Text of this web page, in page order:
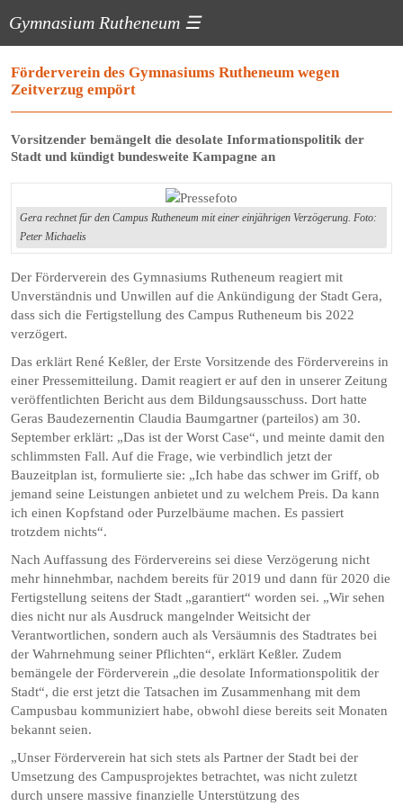
Gymnasium Rutheneum ☰
Förderverein des Gymnasiums Rutheneum wegen
Zeitverzug empört
Vorsitzender bemängelt die desolate Informationspolitik der
Stadt und kündigt bundesweite Kampagne an
Gera rechnet für den Campus Rutheneum mit einer einjährigen Verzögerung. Foto:
Peter Michaelis
Der Förderverein des Gymnasiums Rutheneum reagiert mit
Unverständnis und Unwillen auf die Ankündigung der Stadt Gera,
dass sich die Fertigstellung des Campus Rutheneum bis 2022
verzögert.
Das erklärt René Keßler, der Erste Vorsitzende des Fördervereins in
einer Pressemitteilung. Damit reagiert er auf den in unserer Zeitung
veröffentlichten Bericht aus dem Bildungsausschuss. Dort hatte
Geras Baudezernentin Claudia Baumgartner (parteilos) am 30.
September erklärt: „Das ist der Worst Case“, und meinte damit den
schlimmsten Fall. Auf die Frage, wie verbindlich jetzt der
Bauzeitplan ist, formulierte sie: „Ich habe das schwer im Griff, ob
jemand seine Leistungen anbietet und zu welchem Preis. Da kann
ich einen Kopfstand oder Purzelbäume machen. Es passiert
trotzdem nichts“.
Nach Auffassung des Fördervereins sei diese Verzögerung nicht
mehr hinnehmbar, nachdem bereits für 2019 und dann für 2020 die
Fertigstellung seitens der Stadt „garantiert“ worden sei. „Wir sehen
dies nicht nur als Ausdruck mangelnder Weitsicht der
Verantwortlichen, sondern auch als Versäumnis des Stadtrates bei
der Wahrnehmung seiner Pflichten“, erklärt Keßler. Zudem
bemängele der Förderverein „die desolate Informationspolitik der
Stadt“, die erst jetzt die Tatsachen im Zusammenhang mit dem
Campusbau kommuniziert habe, obwohl diese bereits seit Monaten
bekannt seien.
„Unser Förderverein hat sich stets als Partner der Stadt bei der
Umsetzung des Campusprojektes betrachtet, was nicht zuletzt
durch unsere massive finanzielle Unterstützung des